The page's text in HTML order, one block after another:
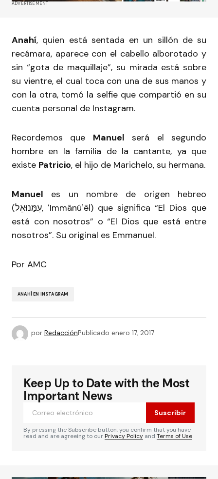
ADVERTISEMENT
Anahí, quien está sentada en un sillón de su
recámara, aparece con el cabello alborotado y
sin “gota de maquillaje”, su mirada está sobre
su vientre, el cual toca con una de sus manos y
con la otra, tomó la selfie que compartió en su
cuenta personal de Instagram.
Recordemos que Manuel será el segundo
hombre en la familia de la cantante, ya que
existe Patricio, el hijo de Marichelo, su hermana.
Manuel es un nombre de origen hebreo
(עִמָּנוּאֵל, ʻImmānûʼēl) que significa “El Dios que
está con nosotros” o “El Dios que está entre
nosotros”. Su original es Emmanuel.
Por AMC
ANAHÍ EN INSTAGRAM
por RedacciónPublicado enero 17, 2017
Keep Up to Date with the Most
Important News
Suscribir
By pressing the Subscribe button, you confirm that you have
read and are agreeing to ourPrivacy Policy and Terms of Use